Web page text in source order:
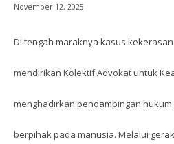
November 12, 2025
Di tengah maraknya kasus
mendirikan Kolektif Advokat untuk
menghadirkan pendampingan
berpihak pada manusia. Melalui